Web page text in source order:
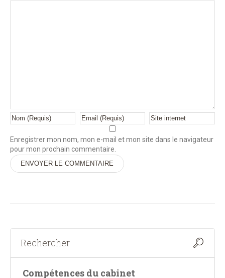
Enregistrer mon nom, mon e-mail et mon site dans le navigateur
pour mon prochain commentaire.
Compétences du cabinet